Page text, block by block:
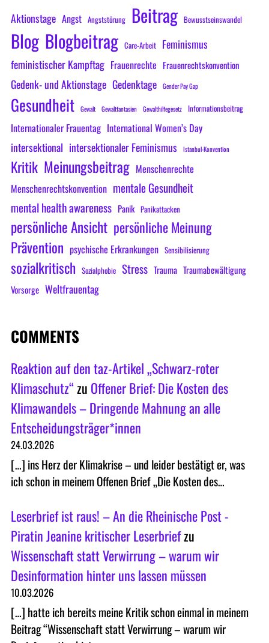
Aktionstage Angst Angststörung Beitrag Bewusstseinswandel
Blog Blogbeitrag Care-Arbeit Feminismus
feministischer Kampftag Frauenrechte Frauenrechtskonvention
Gedenk- und Aktionstage Gedenktage Gender Pay Gap
Gesundheit Gewalt Gewaltfantasien Gewalthilfegesetz Informationsbeitrag
Internationaler Frauentag International Women’s Day
intersektional intersektionaler Feminismus Istanbul-Konvention
Kritik Meinungsbeitrag Menschenrechte
Menschenrechtskonvention mentale Gesundheit
mental health awareness Panik Panikattacken
persönliche Ansicht persönliche Meinung
Prävention psychische Erkrankungen Sensibilisierung
sozialkritisch Sozialphobie Stress Trauma Traumabewältigung
Vorsorge Weltfrauentag
COMMENTS
Reaktion auf den taz-Artikel „Schwarz-roter
Klimaschutz“zu Offener Brief: Die Kosten des
Klimawandels – Dringende Mahnung an alle
Entscheidungsträger*innen
24.03.2026
[…] ins Herz der Klimakrise – und leider bestätigt er, was
ich schon in meinem Offenen Brief „Die Kosten des…
Leserbrief ist raus! – An die Rheinische Post -
Piratin Jeanine kritischer Leserbriefzu
Wissenschaft statt Verwirrung – warum wir
Desinformation hinter uns lassen müssen
10.03.2026
[…] hatte ich bereits meine Kritik schon einmal in meinem
Beitrag “Wissenschaft statt Verwirrung – warum wir